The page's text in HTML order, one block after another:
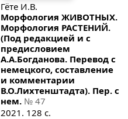
Гёте И.В.
Морфология ЖИВОТНЫХ.
Морфология РАСТЕНИЙ.
(Под редакцией и с
предисловием
А.А.Богданова. Перевод с
немецкого, составление
и комментарии
В.О.Лихтенштадта). Пер. с
нем. № 47
2021. 128 с.